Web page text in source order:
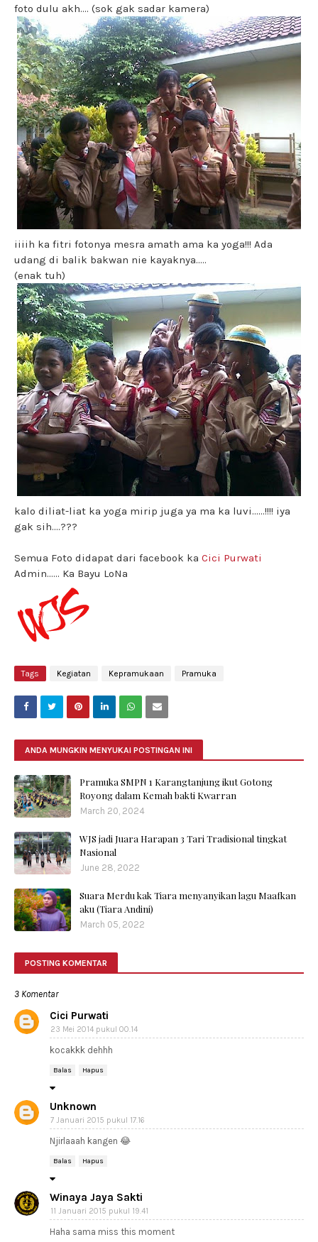
foto dulu akh.... (sok gak sadar kamera)
iiiih ka fitri fotonya mesra amath ama ka yoga!!! Ada
udang di balik bakwan nie kayaknya.....
(enak tuh)
kalo diliat-liat ka yoga mirip juga ya ma ka luvi......!!!! iya
gak sih....???
Semua Foto didapat dari facebook ka Cici Purwati
Admin...... Ka Bayu LoNa
Tags Kegiatan Kepramukaan Pramuka
ANDA MUNGKIN MENYUKAI POSTINGAN INI
Pramuka SMPN 1 Karangtanjung ikut Gotong
Royong dalam Kemah bakti Kwarran
March 20, 2024
WJS jadi Juara Harapan 3 Tari Tradisional tingkat
Nasional
June 28, 2022
Suara Merdu kak Tiara menyanyikan lagu Maafkan
aku (Tiara Andini)
March 05, 2022
POSTING KOMENTAR
3 Komentar
Cici Purwati
23 Mei 2014 pukul 00.14
kocakkk dehhh
Balas Hapus
Unknown
7 Januari 2015 pukul 17.16
Njirlaaah kangen 😂
Balas Hapus
Winaya Jaya Sakti
11 Januari 2015 pukul 19.41
Haha sama miss this moment